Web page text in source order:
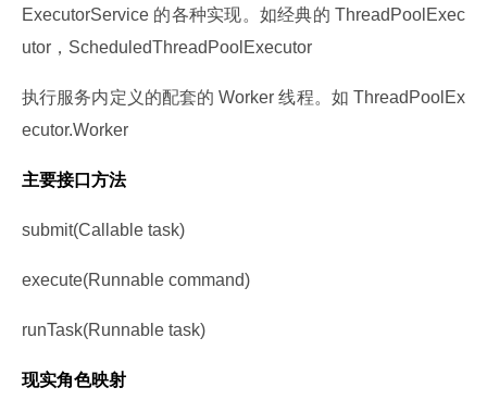
ExecutorService 的各种实现。如经典的 ThreadPoolExec
utor，ScheduledThreadPoolExecutor
执行服务内定义的配套的 Worker 线程。如 ThreadPoolEx
ecutor.Worker
主要接口方法
submit(Callable task)
execute(Runnable command)
runTask(Runnable task)
现实角色映射